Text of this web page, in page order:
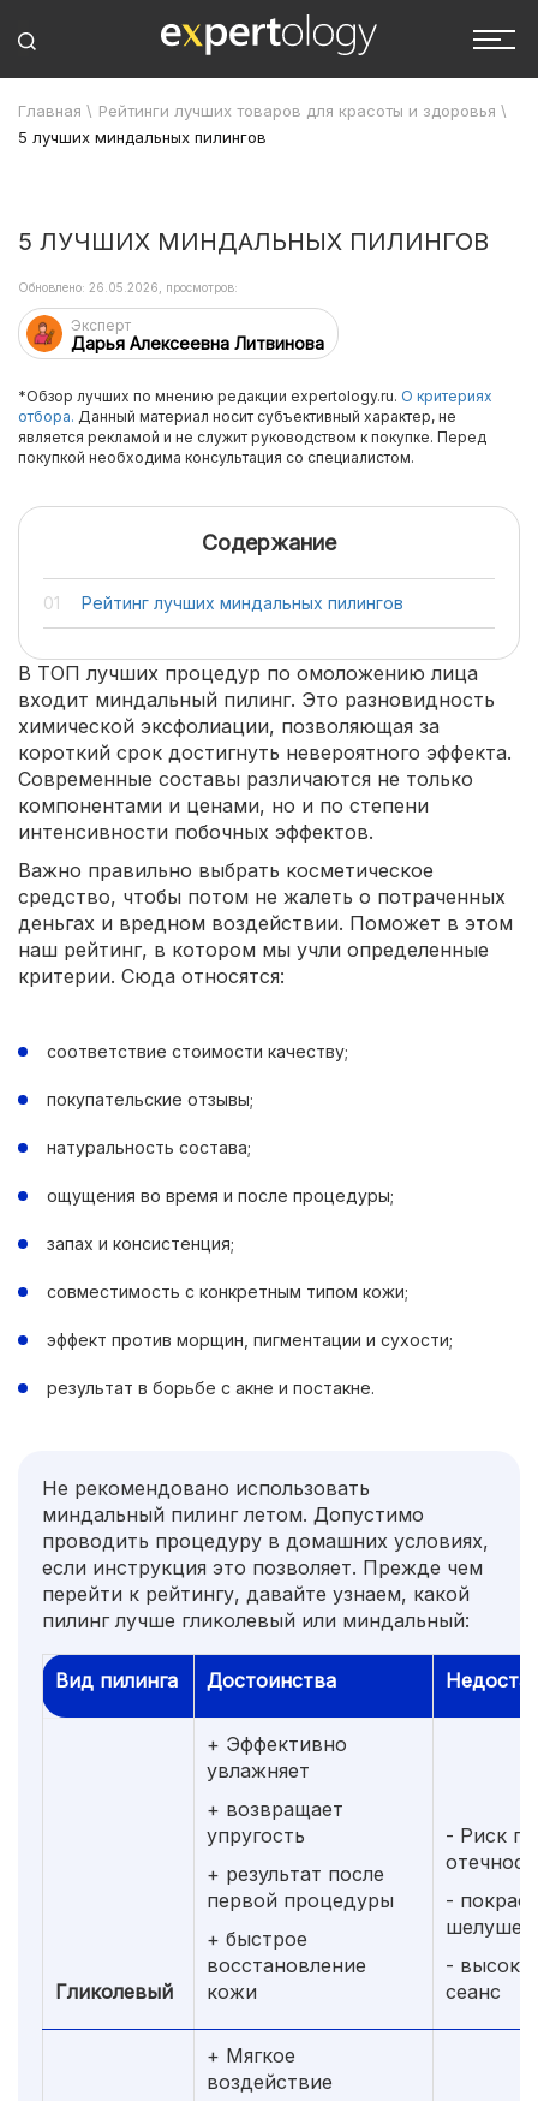
Главная \ Рейтинги лучших товаров для красоты и здоровья \
5 лучших миндальных пилингов
5 ЛУЧШИХ МИНДАЛЬНЫХ ПИЛИНГОВ
Эксперт
Дарья Алексеевна Литвинова
Обновлено: 26.05.2026, просмотров:
*Обзор лучших по мнению редакции expertology.ru. О критериях
отбора. Данный материал носит субъективный характер, не
является рекламой и не служит руководством к покупке. Перед
покупкой необходима консультация со специалистом.
Содержание
Рейтинг лучших миндальных пилингов
В ТОП лучших процедур по омоложению лица
входит миндальный пилинг. Это разновидность
химической эксфолиации, позволяющая за
короткий срок достигнуть невероятного эффекта.
Современные составы различаются не только
компонентами и ценами, но и по степени
интенсивности побочных эффектов.
Важно правильно выбрать косметическое
средство, чтобы потом не жалеть о потраченных
деньгах и вредном воздействии. Поможет в этом
наш рейтинг, в котором мы учли определенные
критерии. Сюда относятся:
соответствие стоимости качеству;
покупательские отзывы;
натуральность состава;
ощущения во время и после процедуры;
запах и консистенция;
совместимость с конкретным типом кожи;
эффект против морщин, пигментации и сухости;
результат в борьбе с акне и постакне.
Не рекомендовано использовать
миндальный пилинг летом. Допустимо
проводить процедуру в домашних условиях,
если инструкция это позволяет. Прежде чем
перейти к рейтингу, давайте узнаем, какой
пилинг лучше гликолевый или миндальный:
Вид пилинга Достоинства
Гликолевый
+ Эффективно
увлажняет
+ возвращает
упругость
+ результат после
первой процедуры
+ быстрое
восстановление
кожи
- Риск
-
-
сеанс
+ Мягкое
воздействие